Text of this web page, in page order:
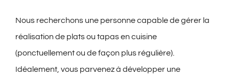
Nous recherchons une personne capable de gérer la
réalisation de plats ou tapas en cuisine
(ponctuellement ou de façon plus régulière).
Idéalement, vous parvenez à développer une